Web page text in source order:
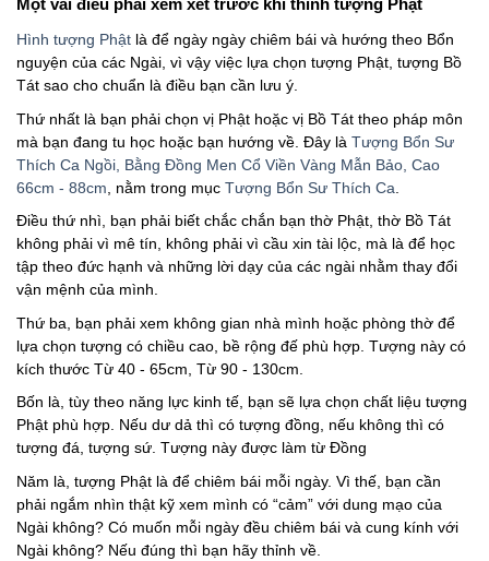
Một vài điều phải xem xét trước khi thỉnh tượng Phật
Hình tượng Phật là để ngày ngày chiêm bái và hướng theo Bổn
nguyện của các Ngài, vì vậy việc lựa chọn tượng Phật, tượng Bồ
Tát sao cho chuẩn là điều bạn cần lưu ý.
Thứ nhất là bạn phải chọn vị Phật hoặc vị Bồ Tát theo pháp môn
mà bạn đang tu học hoặc bạn hướng về. Đây là Tượng Bổn Sư
Thích Ca Ngồi, Bằng Đồng Men Cổ Viền Vàng Mẫn Bảo, Cao
66cm - 88cm , nằm trong mục Tượng Bổn Sư Thích Ca
Điều thứ nhì, bạn phải biết chắc chắn bạn thờ Phật, thờ Bồ Tát
không phải vì mê tín, không phải vì cầu xin tài lộc, mà là để học
tập theo đức hạnh và những lời dạy của các ngài nhằm thay đổi
vận mệnh của mình.
Thứ ba, bạn phải xem không gian nhà mình hoặc phòng thờ để
lựa chọn tượng có chiều cao, bề rộng đế phù hợp. Tượng này có
kích thước Từ 40 - 65cm, Từ 90 - 130cm.
Bốn là, tùy theo năng lực kinh tế, bạn sẽ lựa chọn chất liệu tượng
Phật phù hợp. Nếu dư dả thì có tượng đồng, nếu không thì có
tượng đá, tượng sứ. Tượng này được làm từ Đồng
Năm là, tượng Phật là để chiêm bái mỗi ngày. Vì thế, bạn cần
phải ngắm nhìn thật kỹ xem mình có “cảm” với dung mạo của
Ngài không? Có muốn mỗi ngày đều chiêm bái và cung kính với
Ngài không? Nếu đúng thì bạn hãy thỉnh về.